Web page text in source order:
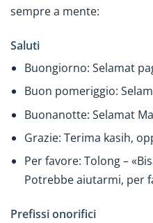
sempre a mente:
Saluti
Buongiorno: Selamat
Buon pomeriggio:
Buonanotte: Selamat
Grazie: Terima kasih,
Per favore: Tolong –
Potrebbe aiutarmi, per
Prefissi onorifici